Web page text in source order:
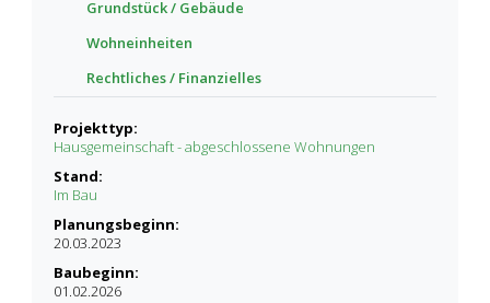
Grundstück / Gebäude
Wohneinheiten
Rechtliches / Finanzielles
Projekttyp:
Hausgemeinschaft - abgeschlossene Wohnungen
Stand:
Im Bau
Planungsbeginn:
20.03.2023
Baubeginn:
01.02.2026